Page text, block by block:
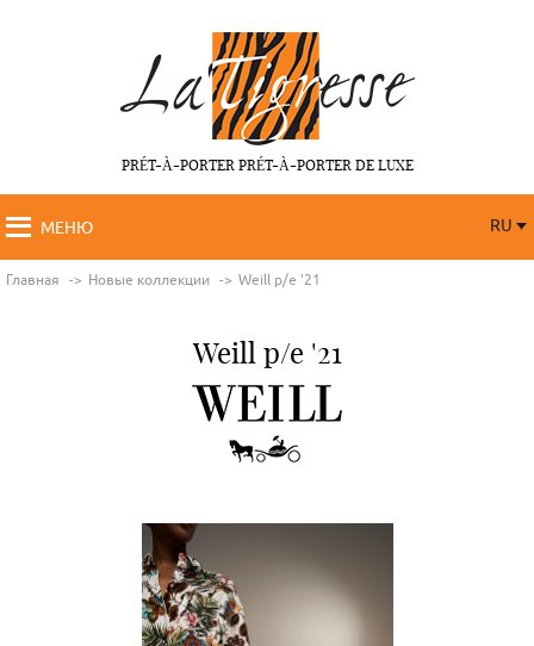
PRÉT-À-PORTER PRÉT-À-PORTER DE LUXE
МЕНЮ
RU
Главная Новые коллекции Weill p/e '21
Weill p/e '21